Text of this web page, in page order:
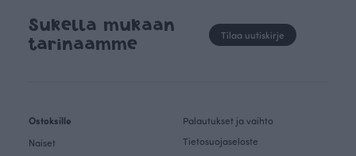
Sukella mukaan
tarinaamme
Tilaa uutiskirje
Ostoksille
Naiset
Palautukset ja vaihto
Tietosuojaseloste